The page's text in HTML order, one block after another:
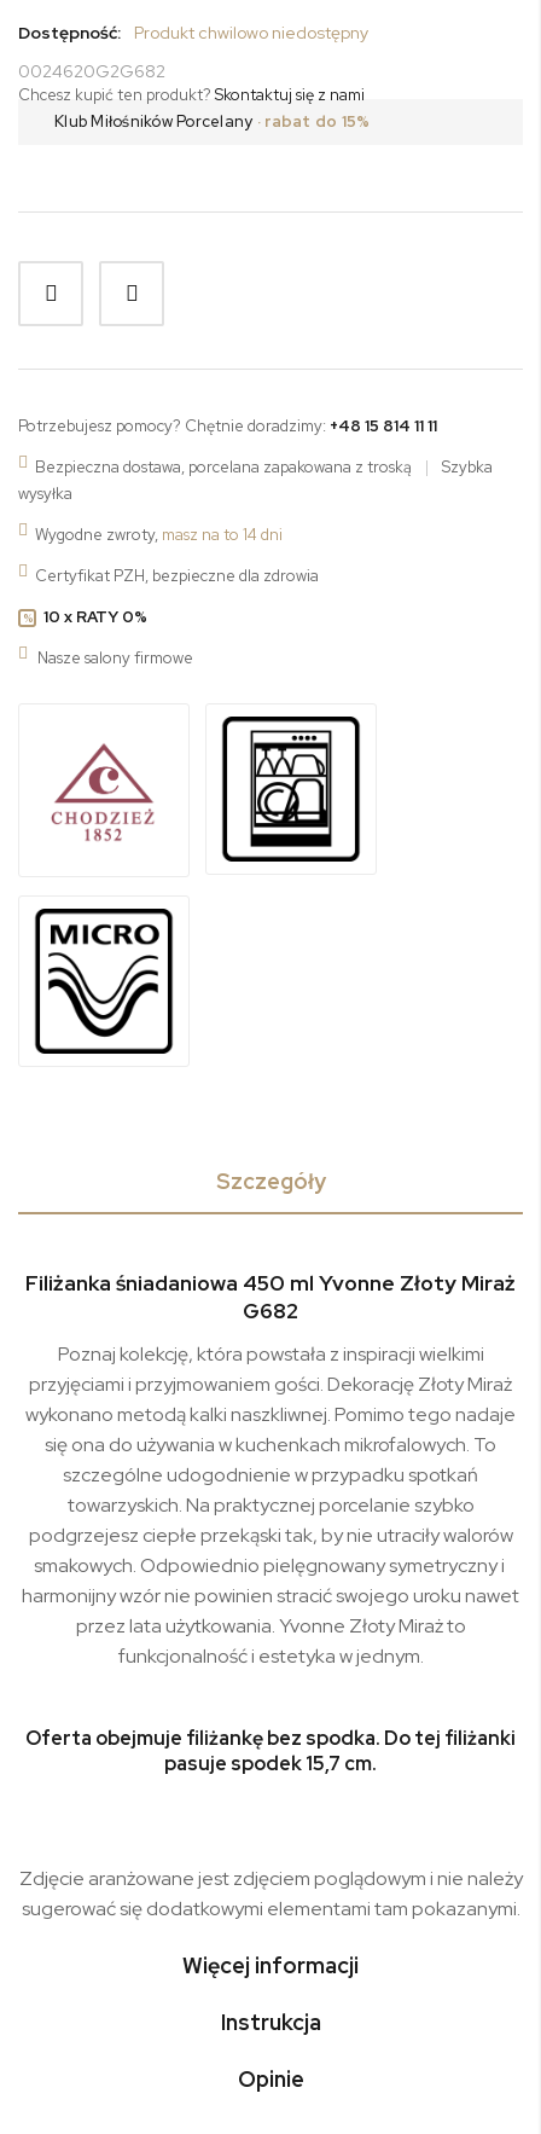
Dostępność: Produkt chwilowo niedostępny
Chcesz kupić ten produkt? Skontaktuj się z nami
0024620G2G682
Klub Miłośników Porcelany · rabat do 15%
Potrzebujesz pomocy? Chętnie doradzimy: +48 15 814 11 11
Bezpieczna dostawa, porcelana zapakowana z troską
|
Szybka
wysyłka
Wygodne zwroty, masz na to 14 dni
Certyfikat PZH, bezpieczne dla zdrowia
%
10 x RATY 0%
Nasze salony firmowe
Szczegóły
Filiżanka śniadaniowa 450 ml Yvonne Złoty Miraż
G682
Poznaj kolekcję, która powstała z inspiracji wielkimi
przyjęciami i przyjmowaniem gości. Dekorację Złoty Miraż
wykonano metodą kalki naszkliwnej. Pomimo tego nadaje
się ona do używania w kuchenkach mikrofalowych. To
szczególne udogodnienie w przypadku spotkań
towarzyskich. Na praktycznej porcelanie szybko
podgrzejesz ciepłe przekąski tak, by nie utraciły walorów
smakowych. Odpowiednio pielęgnowany symetryczny i
harmonijny wzór nie powinien stracić swojego uroku nawet
przez lata użytkowania. Yvonne Złoty Miraż to
funkcjonalność i estetyka w jednym.
Oferta obejmuje filiżankę bez spodka. Do tej filiżanki
pasuje spodek 15,7 cm.
Zdjęcie aranżowane jest zdjęciem poglądowym i nie należy
sugerować się dodatkowymi elementami tam pokazanymi.
Więcej informacji
Instrukcja
Opinie